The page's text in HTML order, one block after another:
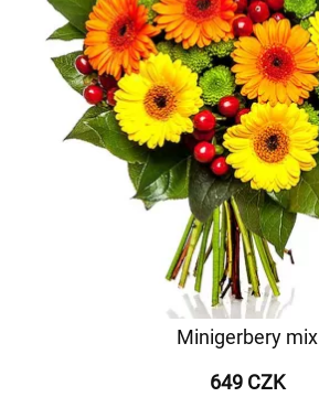
Minigerbery mix
649 CZK